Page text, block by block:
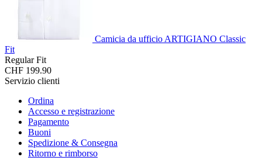
Camicia da ufficio ARTIGIANO Classic
Fit
Regular Fit
CHF 199.90
Servizio clienti
Ordina
Accesso e registrazione
Pagamento
Buoni
Spedizione & Consegna
Ritorno e rimborso